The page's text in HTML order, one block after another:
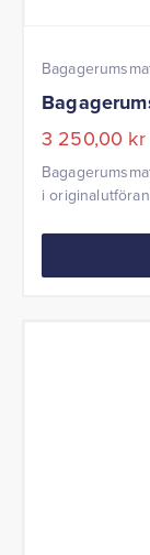
3 250,00 kr
i